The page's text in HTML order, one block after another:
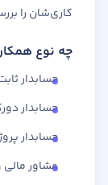
کاری‌شان را
چه نوع
حسابدار
حسابدار
حسابدار
مشاور